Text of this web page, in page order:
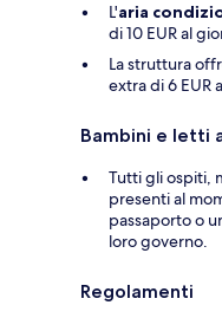
L'aria
di 10 EUR al
La struttura
extra di 6 EUR
Bambini e letti
Tutti gli ospiti,
presenti al
passaporto o
loro governo.
Regolamenti